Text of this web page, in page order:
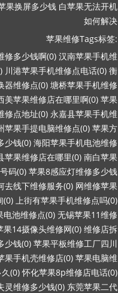
果换屏多少钱 白苹果无法开机
如何解决
苹果维修Tags标签:
修多少钱啊(0) 汉南苹果手机维
川港苹果手机维修点电话(0) 衡
器维修点(0) 塘桥苹果手机维修
美苹果维修店在哪里啊(0) 苹果
修点地址(0) 永嘉县苹果手机维
苹果手提电脑维修点(0) 苹果方
少钱(0) 海阳苹果手机电池维修
苹果维修店在哪里(0) 南白苹果
码(0) 苹果8感应灯维修多少钱
去线下维修服务(0) 网维修苹果
(0) 上街有苹果手机维修点吗(0)
电池维修点(0) 无锡苹果11维修
果14摄像头维修网(0) 维修店拆
少钱(0) 苹果平板维修工厂四川
果手机壳维修店(0) 苹果电脑维
(0) 怀化苹果8p维修店电话(0)
灵维修多少钱(0) 东莞苹果二代